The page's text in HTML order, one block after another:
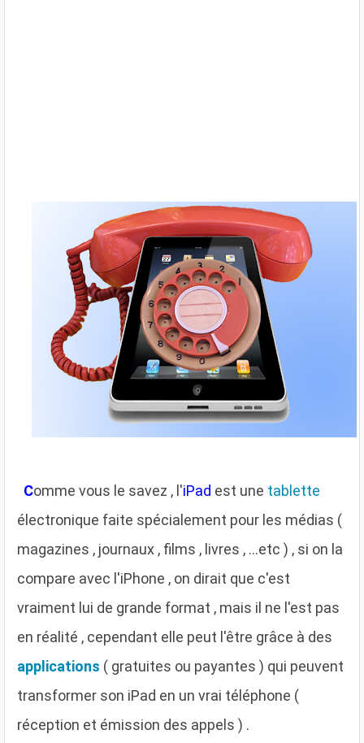
Comme vous le savez , l'iPad est une tablette
électronique faite spécialement pour les médias (
magazines , journaux , films , livres , ...etc ) , si on la
compare avec l'iPhone , on dirait que c'est
vraiment lui de grande format , mais il ne l'est pas
en réalité , cependant elle peut l'être grâce à des
applications ( gratuites ou payantes ) qui peuvent
transformer son iPad en un vrai téléphone (
réception et émission des appels ) .